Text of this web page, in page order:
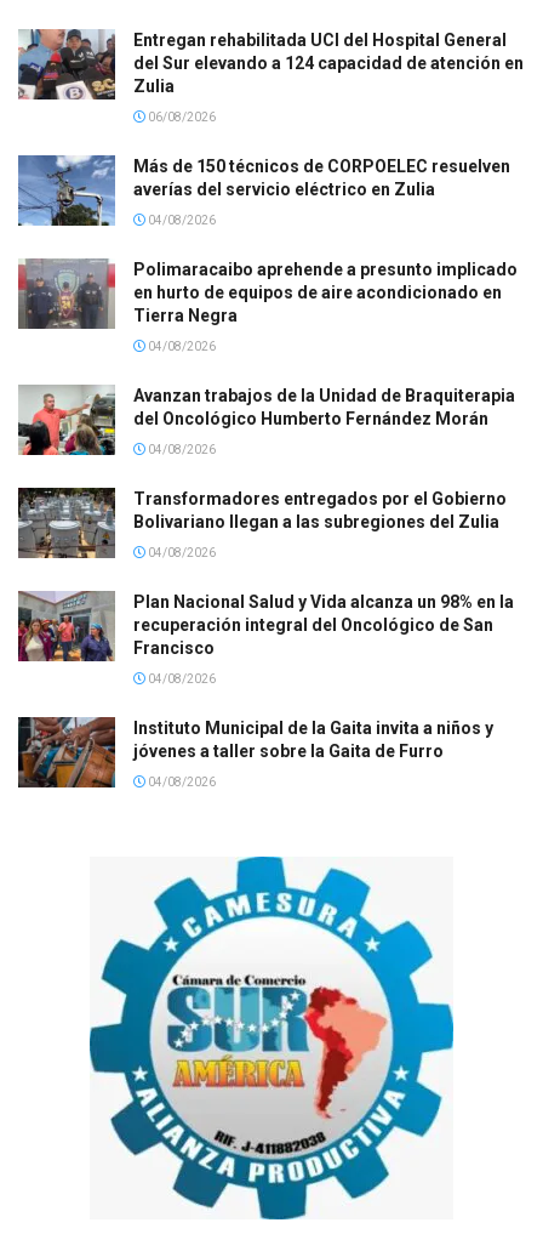
Entregan rehabilitada UCI del Hospital General
del Sur elevando a 124 capacidad de atención en
Zulia
06/08/2026
Más de 150 técnicos de CORPOELEC resuelven
averías del servicio eléctrico en Zulia
04/08/2026
Polimaracaibo aprehende a presunto implicado
en hurto de equipos de aire acondicionado en
Tierra Negra
04/08/2026
Avanzan trabajos de la Unidad de Braquiterapia
del Oncológico Humberto Fernández Morán
04/08/2026
Transformadores entregados por el Gobierno
Bolivariano llegan a las subregiones del Zulia
04/08/2026
Plan Nacional Salud y Vida alcanza un 98% en la
recuperación integral del Oncológico de San
Francisco
04/08/2026
Instituto Municipal de la Gaita invita a niños y
jóvenes a taller sobre la Gaita de Furro
04/08/2026